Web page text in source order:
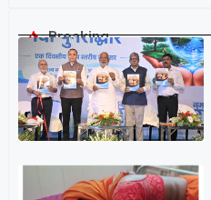
Breaking